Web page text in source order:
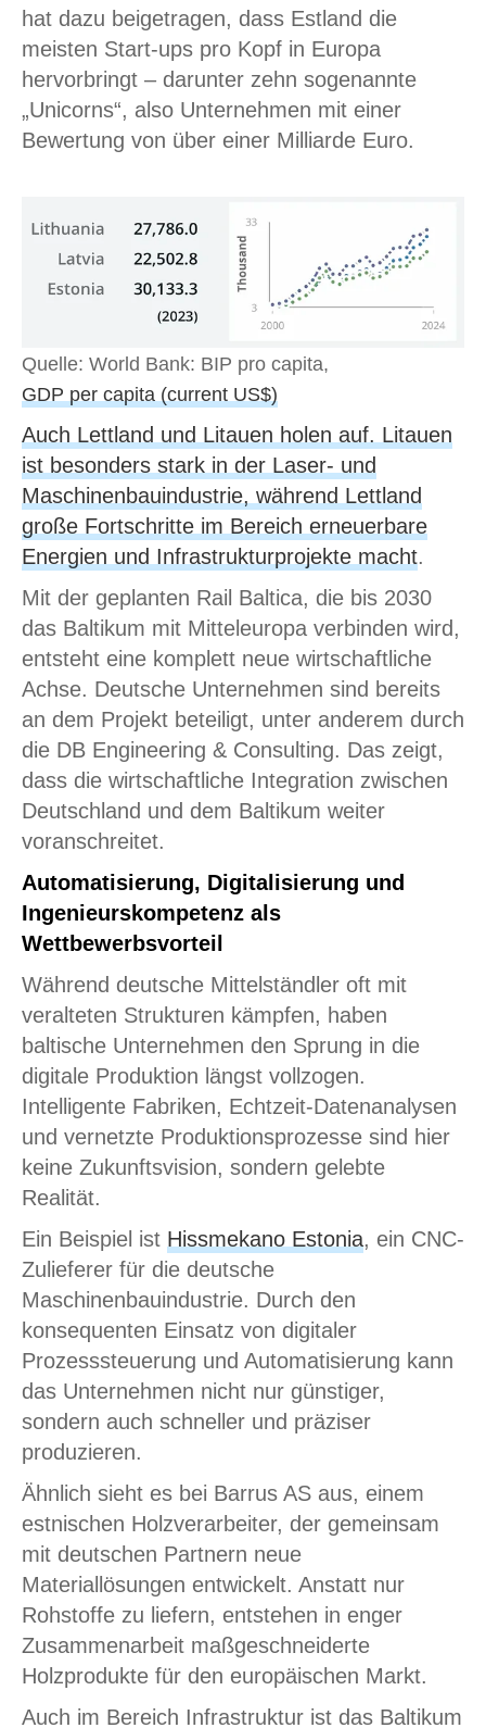
hat dazu beigetragen, dass Estland die
meisten Start-ups pro Kopf in Europa
hervorbringt – darunter zehn sogenannte
„Unicorns“, also Unternehmen mit einer
Bewertung von über einer Milliarde Euro.
Quelle: World Bank: BIP pro capita,
GDP per capita (current US$)
Auch Lettland und Litauen holen auf. Litauen
ist besonders stark in der Laser- und
Maschinenbauindustrie, während Lettland
große Fortschritte im Bereich erneuerbare
Energien und Infrastrukturprojekte macht.
Mit der geplanten Rail Baltica, die bis 2030
das Baltikum mit Mitteleuropa verbinden wird,
entsteht eine komplett neue wirtschaftliche
Achse. Deutsche Unternehmen sind bereits
an dem Projekt beteiligt, unter anderem durch
die DB Engineering & Consulting. Das zeigt,
dass die wirtschaftliche Integration zwischen
Deutschland und dem Baltikum weiter
voranschreitet.
Automatisierung, Digitalisierung und
Ingenieurskompetenz als
Wettbewerbsvorteil
Während deutsche Mittelständler oft mit
veralteten Strukturen kämpfen, haben
baltische Unternehmen den Sprung in die
digitale Produktion längst vollzogen.
Intelligente Fabriken, Echtzeit-Datenanalysen
und vernetzte Produktionsprozesse sind hier
keine Zukunftsvision, sondern gelebte
Realität.
Ein Beispiel ist Hissmekano Estonia, ein CNC-
Zulieferer für die deutsche
Maschinenbauindustrie. Durch den
konsequenten Einsatz von digitaler
Prozesssteuerung und Automatisierung kann
das Unternehmen nicht nur günstiger,
sondern auch schneller und präziser
produzieren.
Ähnlich sieht es bei Barrus AS aus, einem
estnischen Holzverarbeiter, der gemeinsam
mit deutschen Partnern neue
Materiallösungen entwickelt. Anstatt nur
Rohstoffe zu liefern, entstehen in enger
Zusammenarbeit maßgeschneiderte
Holzprodukte für den europäischen Markt.
Auch im Bereich Infrastruktur ist das Baltikum